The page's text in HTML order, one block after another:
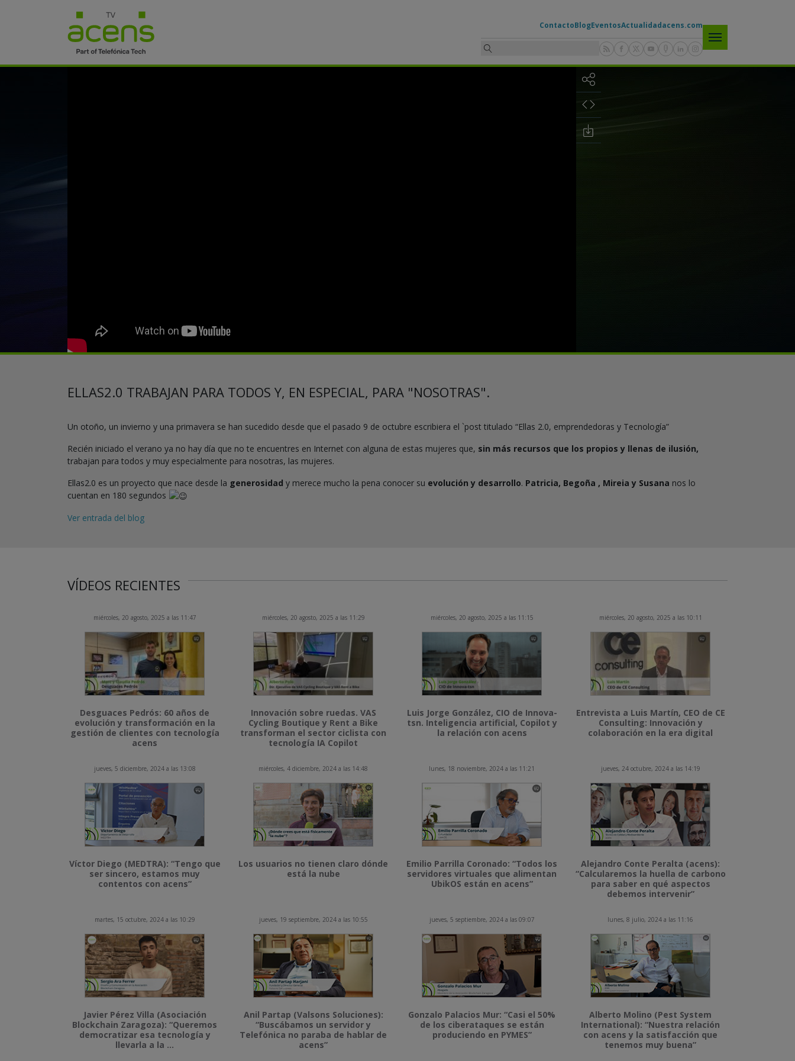
ContactoBlogEventosActualidadacens.com
ELLAS2.0 TRABAJAN PARA TODOS Y, EN ESPECIAL, PARA "NOSOTRAS".
Un otoño, un invierno y una primavera se han sucedido desde que el pasado 9 de octubre escribiera el `post titulado “Ellas 2.0, emprendedoras y Tecnología”
Recién iniciado el verano ya no hay día que no te encuentres en Internet con alguna de estas mujeres que, sin más recursos que los propios y llenas de ilusión,
trabajan para todos y muy especialmente para nosotras, las mujeres.
Ellas2.0 es un proyecto que nace desde la generosidad y merece mucho la pena conocer su evolución y desarrollo. Patricia, Begoña , Mireia y Susana nos lo
cuentan en 180 segundos
Ver entrada del blog
VÍDEOS RECIENTES
miércoles, 20 agosto, 2025 a las 11:47
Desguaces Pedrós: 60 años de
evolución y transformación en la
gestión de clientes con tecnología
acens
miércoles, 20 agosto, 2025 a las 11:29
Innovación sobre ruedas. VAS
Cycling Boutique y Rent a Bike
transforman el sector ciclista con
tecnología IA Copilot
miércoles, 20 agosto, 2025 a las 11:15
Luis Jorge González, CIO de Innova-
tsn. Inteligencia artificial, Copilot y
la relación con acens
miércoles, 20 agosto, 2025 a las 10:11
Entrevista a Luis Martín, CEO de CE
Consulting: Innovación y
colaboración en la era digital
jueves, 5 diciembre, 2024 a las 13:08
Víctor Diego (MEDTRA): “Tengo que
ser sincero, estamos muy
contentos con acens”
miércoles, 4 diciembre, 2024 a las 14:48
Los usuarios no tienen claro dónde
está la nube
lunes, 18 noviembre, 2024 a las 11:21
Emilio Parrilla Coronado: “Todos los
servidores virtuales que alimentan
UbikOS están en acens”
jueves, 24 octubre, 2024 a las 14:19
Alejandro Conte Peralta (acens):
“Calcularemos la huella de carbono
para saber en qué aspectos
debemos intervenir”
martes, 15 octubre, 2024 a las 10:29
Javier Pérez Villa (Asociación
Blockchain Zaragoza): “Queremos
democratizar esa tecnología y
llevarla a la ...
jueves, 19 septiembre, 2024 a las 10:55
Anil Partap (Valsons Soluciones):
“Buscábamos un servidor y
Telefónica no paraba de hablar de
acens”
jueves, 5 septiembre, 2024 a las 09:07
Gonzalo Palacios Mur: “Casi el 50%
de los ciberataques se están
produciendo en PYMES”
lunes, 8 julio, 2024 a las 11:16
Alberto Molino (Pest System
International): “Nuestra relación
con acens y la satisfacción que
tenemos muy buena”